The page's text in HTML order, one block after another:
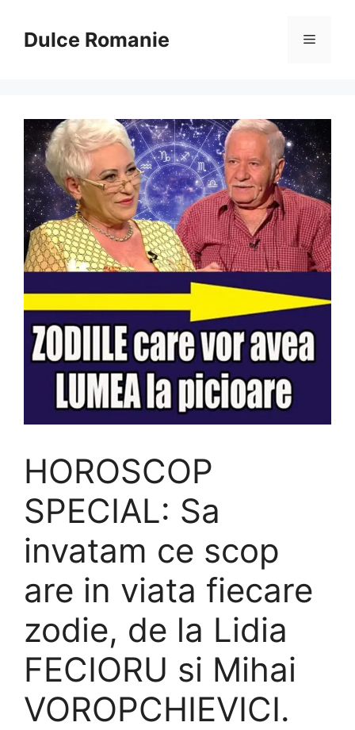
conținutDulce Romanie Meniu
HOROSCOP
SPECIAL: Sa
invatam ce scop
are in viata fiecare
zodie, de la Lidia
FECIORU si Mihai
VOROPCHIEVICI.